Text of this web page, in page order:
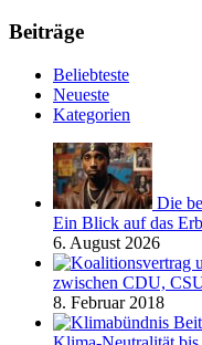
Beiträge
Beliebteste
Neueste
Kategorien
Die
Ein Blick auf das
6. August 2026
zwischen CDU,
8. Februar 2018